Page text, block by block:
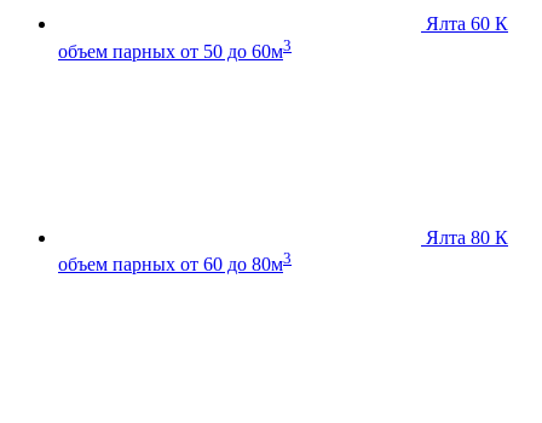
Ялта 60 К
объем парных от 50 до 60м3
Ялта 80 К
объем парных от 60 до 80м3